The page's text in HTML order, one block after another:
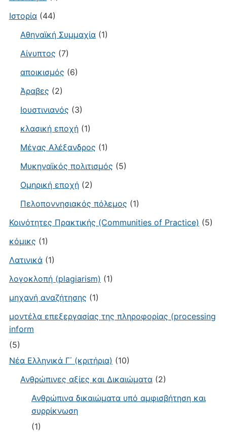
Ιστορία(44)
Αθηναϊκή Συμμαχία(1)
Αίγυπτος (7)
αποικισμός (6)
Άραβες (2)
Ιουστινιανός (3)
κλασική εποχή(1)
Μέγας Αλέξανδρος (1)
Μυκηναϊκός πολιτισμός (5)
Ομηρική εποχή(2)
Πελοποννησιακός πόλεμος (1)
Κοινότητες Πρακτικής (Communities of Practice) (5)
κόμικς (1)
Λατινικά(1)
λογοκλοπή (plagiarism) (1)
μηχανή αναζήτησης (1)
μοντέλα επεξεργασίας της πληροφορίας (processing
inform
(5)
Νέα Ελληνικά Γ΄ (κριτήρια) (10)
Ανθρώπινες αξίες και Δικαιώματα(2)
Ανθρώπινα δικαιώματα υπό αμφισβήτηση και
συρρίκνωση
(1)